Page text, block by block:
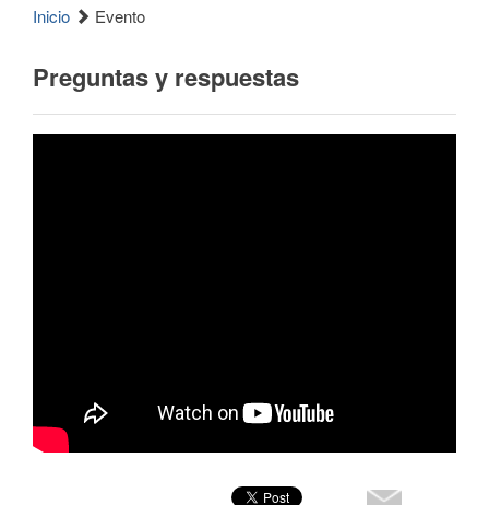
Inicio Evento
Preguntas y respuestas